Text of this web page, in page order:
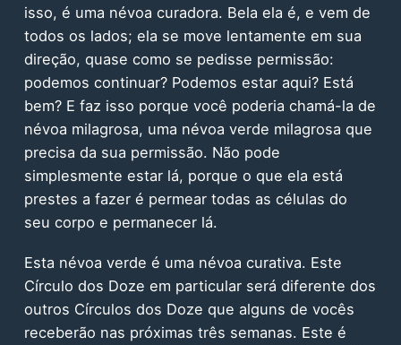
isso, é uma névoa curadora. Bela ela é, e vem de
todos os lados; ela se move lentamente em sua
direção, quase como se pedisse permissão:
podemos continuar? Podemos estar aqui? Está
bem? E faz isso porque você poderia chamá-la de
névoa milagrosa, uma névoa verde milagrosa que
precisa da sua permissão. Não pode
simplesmente estar lá, porque o que ela está
prestes a fazer é permear todas as células do
seu corpo e permanecer lá.
Esta névoa verde é uma névoa curativa. Este
Círculo dos Doze em particular será diferente dos
outros Círculos dos Doze que alguns de vocês
receberão nas próximas três semanas. Este é